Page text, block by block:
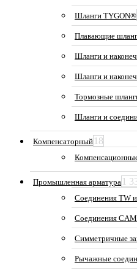
Шланги TYGON®
Плавающие
Шланги и
Шланги и
Тормозные
Шланги и
Компенсаторный 18
Промышленная арматура 1
Соединения TW
Соединения
Симметричные
Рычажные